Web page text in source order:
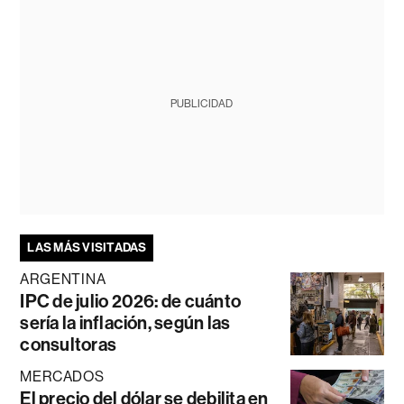
PUBLICIDAD
LAS MÁS VISITADAS
ARGENTINA
IPC de julio 2026: de cuánto
sería la inflación, según las
consultoras
MERCADOS
El precio del dólar se debilita en